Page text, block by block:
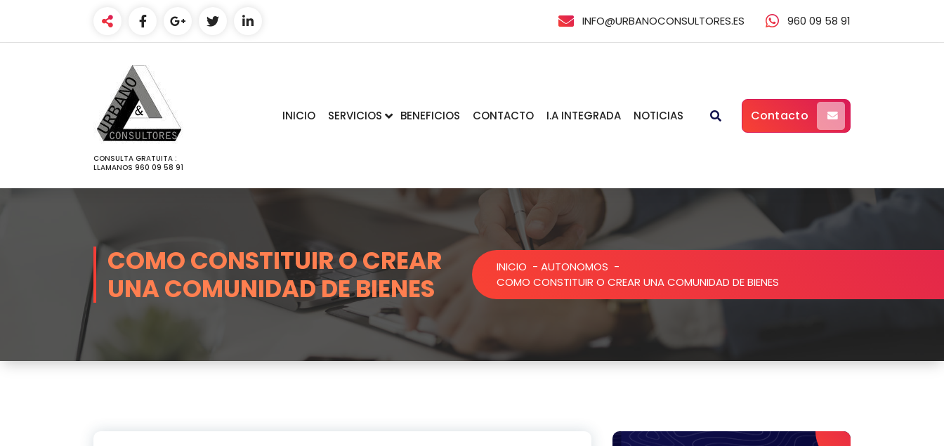
INFO@URBANOCONSULTORES.ES 960 09 58 91
CONSULTA GRATUITA :
LLAMANOS 960 09 58 91
INICIO SERVICIOS BENEFICIOS CONTACTO I.A INTEGRADA NOTICIAS Contacto
COMO CONSTITUIR O CREAR
UNA COMUNIDAD DE BIENES
INICIO - AUTONOMOS -
COMO CONSTITUIR O CREAR UNA COMUNIDAD DE BIENES